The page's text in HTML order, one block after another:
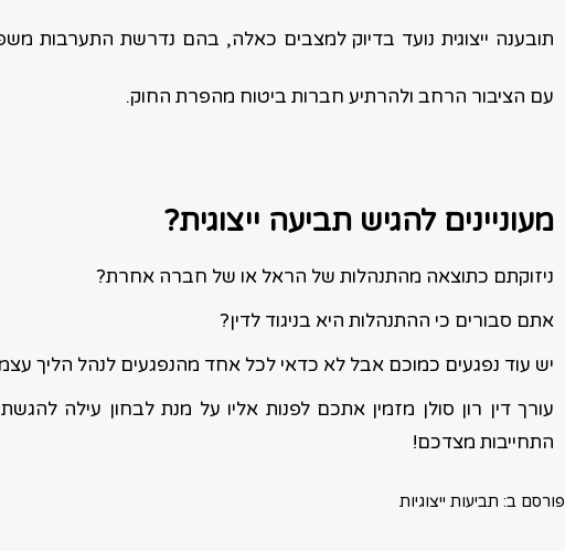
תובענה ייצוגית נועד בדיוק למצבים כאלה, בהם נדרשת התערבות
עם הציבור הרחב ולהרתיע חברות ביטוח מהפרת החוק.
מעוניינים להגיש תביעה ייצוגית?
ניזוקתם כתוצאה מהתנהלות של הראל או של חברה אחרת?
אתם סבורים כי ההתנהלות היא בניגוד לדין?
יש עוד נפגעים כמוכם אבל לא כדאי לכל אחד מהנפגעים לנהל הליך
עורך דין רון סולן מזמין אתכם לפנות אליו על מנת לבחון עילה
התחייבות מצדכם!
פורסם ב: תביעות ייצוגיות